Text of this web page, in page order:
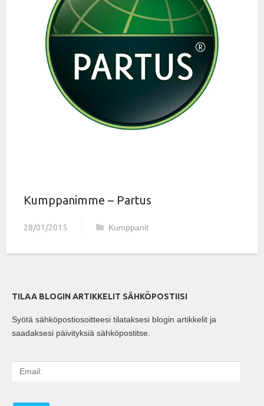
Kumppanimme – Partus
28/01/2015 Kumppanit
TILAA BLOGIN ARTIKKELIT SÄHKÖPOSTIISI
Syötä sähköpostiosoitteesi tilataksesi blogin artikkelit ja
saadaksesi päivityksiä sähköpostitse.